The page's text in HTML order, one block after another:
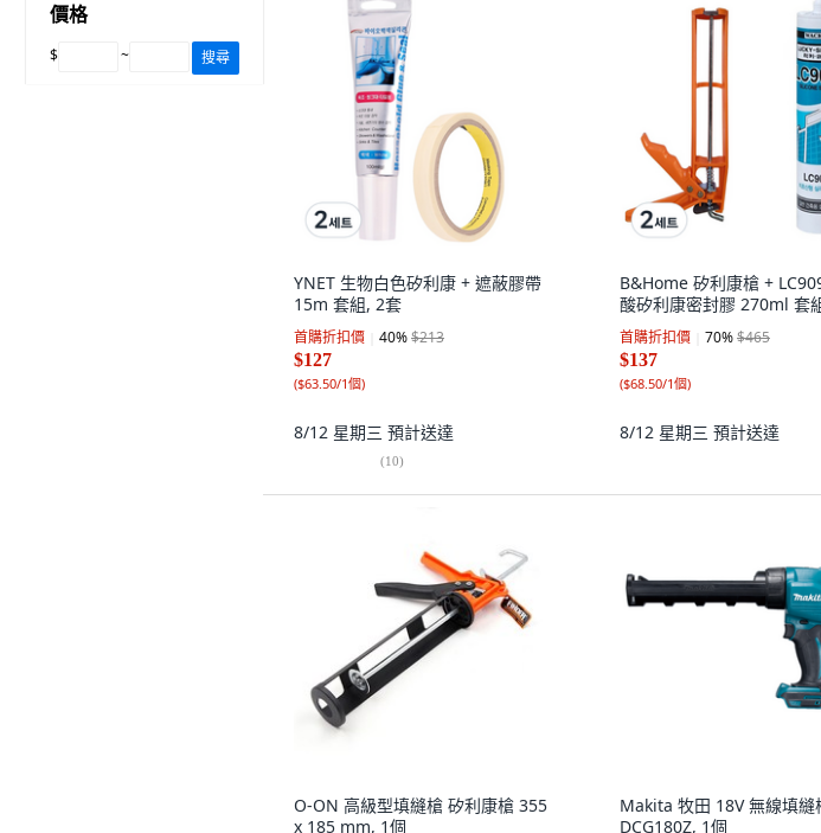
價格
$ ~ 搜尋
YNET 生物白色矽利康 + 遮蔽膠帶
15m 套組, 2套
首購折扣價 40%$213
$127
($63.50/1個)
8/12 星期三 預計送達
(10)
B&Home 矽利康槍 +
酸矽利康密封膠 270ml 套
首購折扣價 70%$465
$137
($68.50/1個)
8/12 星期三 預計送達
O-ON 高級型填縫槍 矽利康槍 355
x 185 mm, 1個
Makita 牧田 18V 無線填縫
DCG180Z, 1個